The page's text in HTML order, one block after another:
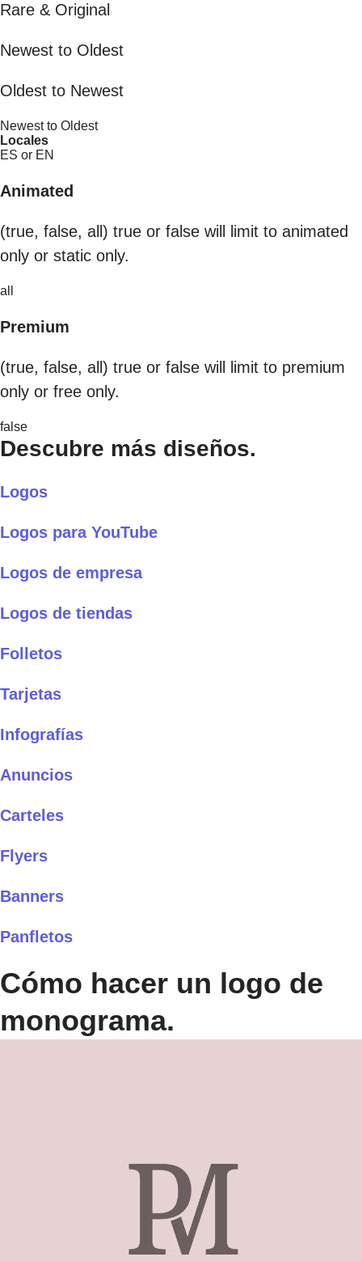
Rare & Original
Newest to Oldest
Oldest to Newest
Newest to Oldest
Locales
ES or EN
Animated
(true, false, all) true or false will limit to animated
only or static only.
all
Premium
(true, false, all) true or false will limit to premium
only or free only.
false
Descubre más diseños.
Logos
Logos para YouTube
Logos de empresa
Logos de tiendas
Folletos
Tarjetas
Infografías
Anuncios
Carteles
Flyers
Banners
Panfletos
Cómo hacer un logo de
monograma.